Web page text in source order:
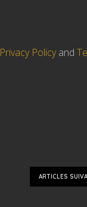
Privacy Policyand
ARTICLES